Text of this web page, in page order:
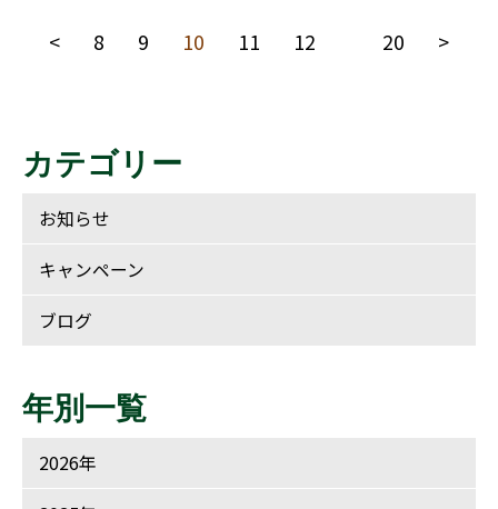
< 8 9 10 11 12 20 >
カテゴリー
お知らせ
キャンペーン
ブログ
年別一覧
2026年